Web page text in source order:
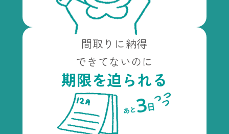
間取りに納得
できてないのに
期限を迫られる